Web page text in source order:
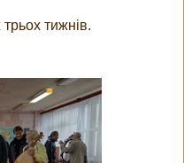
тижнів.